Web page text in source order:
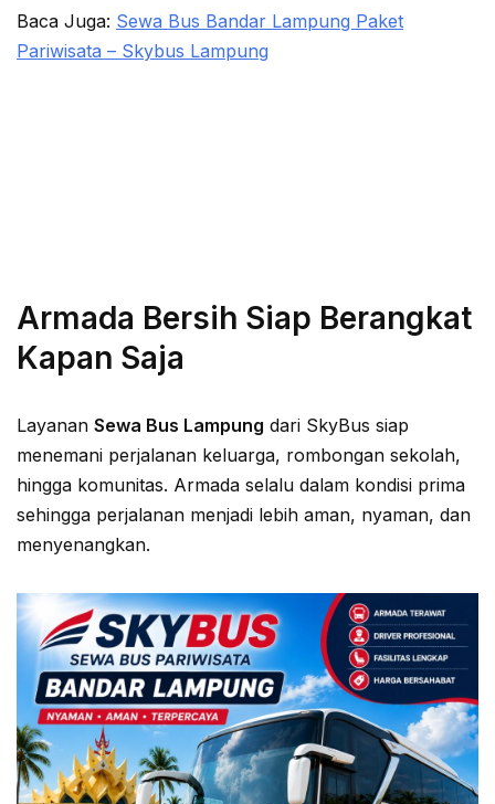
Baca Juga: Sewa Bus Bandar Lampung Paket
Pariwisata – Skybus Lampung
Armada Bersih Siap Berangkat
Kapan Saja
Layanan Sewa Bus Lampung dari SkyBus siap
menemani perjalanan keluarga, rombongan sekolah,
hingga komunitas. Armada selalu dalam kondisi prima
sehingga perjalanan menjadi lebih aman, nyaman, dan
menyenangkan.